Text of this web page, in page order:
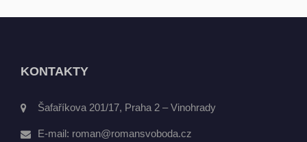
KONTAKTY
Šafaříkova 201/17, Praha 2 – Vinohrady
E-mail: roman@romansvoboda.cz